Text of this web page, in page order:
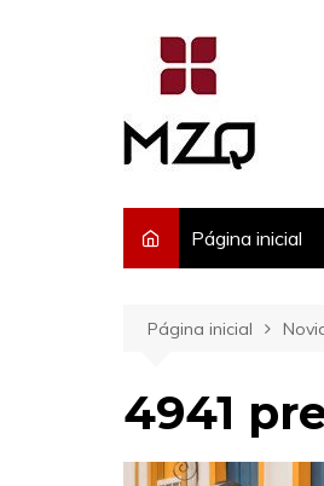
Página inicial
Página inicial
4941